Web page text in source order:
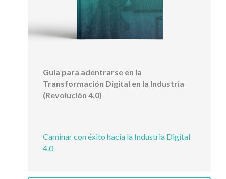
Guía para adentrarse en la
Transformación Digital en la Industria
(Revolución 4.0)
Caminar con éxito hacia la Industria Digital
4.0